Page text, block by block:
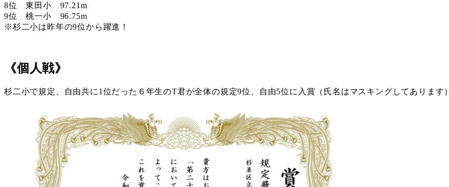
8位 東田小 97.21m
9位 桃一小 96.75m
※杉二小は昨年の9位から躍進！
《個人戦》
杉二小で規定、自由共に1位だった６年生のT君が全体の規定9位、自由5位に入賞（氏名はマスキングしてあります）